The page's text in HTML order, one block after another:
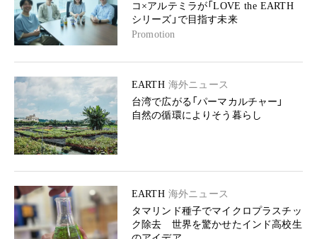
コ×アルテミラが「LOVE the EARTH
シリーズ」で目指す未来
Promotion
EARTH 海外ニュース
台湾で広がる「パーマカルチャー」
自然の循環によりそう暮らし
EARTH 海外ニュース
タマリンド種子でマイクロプラスチッ
ク除去 世界を驚かせたインド高校生